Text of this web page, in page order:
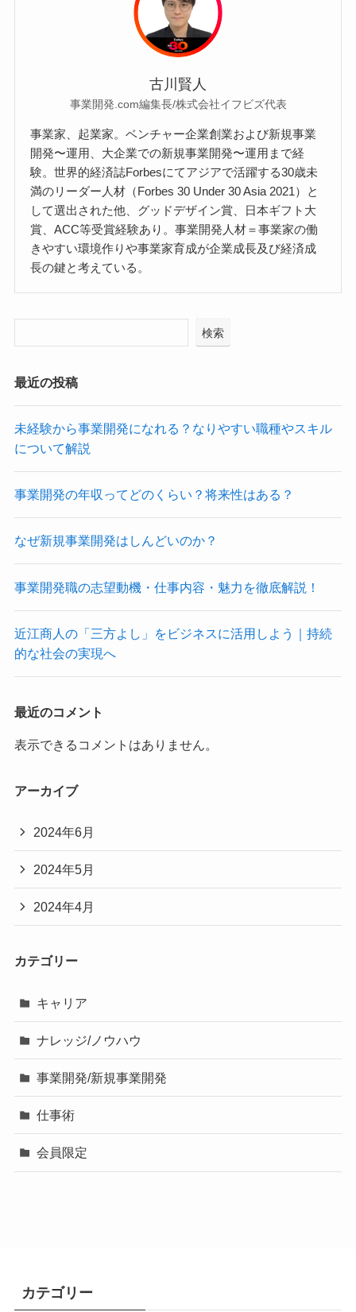
古川賢人
事業開発.com編集長/株式会社イフビズ代表
事業家、起業家。ベンチャー企業創業および新規事業
開発〜運用、大企業での新規事業開発〜運用まで経
験。世界的経済誌Forbesにてアジアで活躍する30歳未
満のリーダー人材（Forbes 30 Under 30 Asia 2021）と
して選出された他、グッドデザイン賞、日本ギフト大
賞、ACC等受賞経験あり。事業開発人材＝事業家の働
きやすい環境作りや事業家育成が企業成長及び経済成
長の鍵と考えている。
検索
最近の投稿
未経験から事業開発になれる？なりやすい職種やスキル
について解説
事業開発の年収ってどのくらい？将来性はある？
なぜ新規事業開発はしんどいのか？
事業開発職の志望動機・仕事内容・魅力を徹底解説！
近江商人の「三方よし」をビジネスに活用しよう｜持続
的な社会の実現へ
最近のコメント
表示できるコメントはありません。
アーカイブ
2024年6月
2024年5月
2024年4月
カテゴリー
キャリア
ナレッジ/ノウハウ
事業開発/新規事業開発
仕事術
会員限定
カテゴリー